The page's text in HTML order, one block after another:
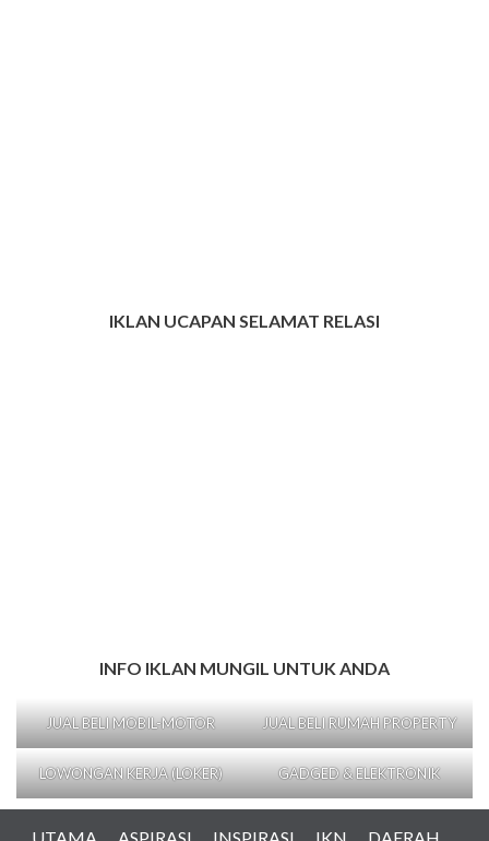
IKLAN UCAPAN SELAMAT RELASI
INFO IKLAN MUNGIL UNTUK ANDA
JUAL BELI MOBIL-MOTOR JUAL BELI RUMAH PROPERTY
LOWONGAN KERJA (LOKER) GADGED & ELEKTRONIK